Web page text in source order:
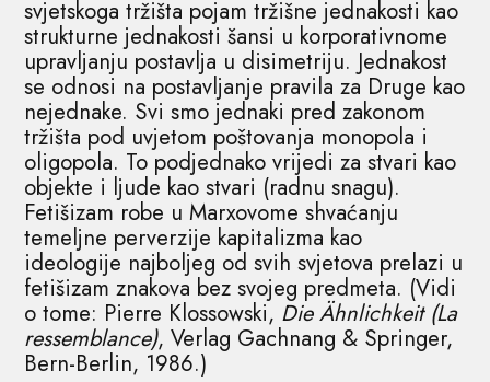
svjetskoga tržišta pojam tržišne jednakosti kao
strukturne jednakosti šansi u korporativnome
upravljanju postavlja u disimetriju. Jednakost
se odnosi na postavljanje pravila za Druge kao
nejednake. Svi smo jednaki pred zakonom
tržišta pod uvjetom poštovanja monopola i
oligopola. To podjednako vrijedi za stvari kao
objekte i ljude kao stvari (radnu snagu).
Fetišizam robe u Marxovome shvaćanju
temeljne perverzije kapitalizma kao
ideologije najboljeg od svih svjetova prelazi u
fetišizam znakova bez svojeg predmeta. (Vidi
o tome: Pierre Klossowski, Die Ähnlichkeit (La
ressemblance), Verlag Gachnang & Springer,
Bern-Berlin, 1986.)